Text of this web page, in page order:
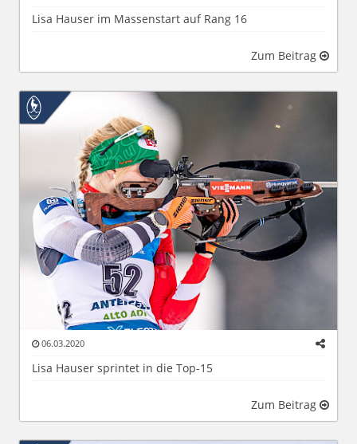
Lisa Hauser im Massenstart auf Rang 16
Zum Beitrag
06.03.2020
Lisa Hauser sprintet in die Top-15
Zum Beitrag